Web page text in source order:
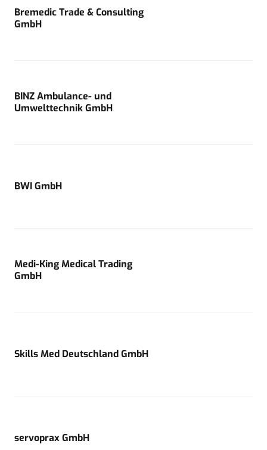
Bremedic Trade & Consulting
GmbH
BINZ Ambulance- und
Umwelttechnik GmbH
BWI GmbH
Medi-King Medical Trading
GmbH
Skills Med Deutschland GmbH
servoprax GmbH